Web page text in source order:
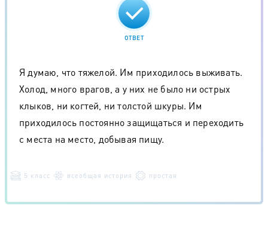
ОТВЕТ
Я думаю, что тяжелой. Им приходилось выживать.
Холод, много врагов, а у них не было ни острых
клыков, ни когтей, ни толстой шкуры. Им
приходилось постоянно защищаться и переходить
с места на место, добывая пищу.
5 класс всеобщая история простая